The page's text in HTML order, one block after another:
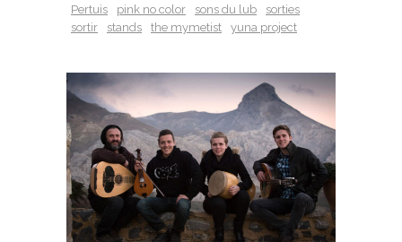
Pertuis
pink no color sons du lub
sorties
sortir
stands the mymetist yuna project